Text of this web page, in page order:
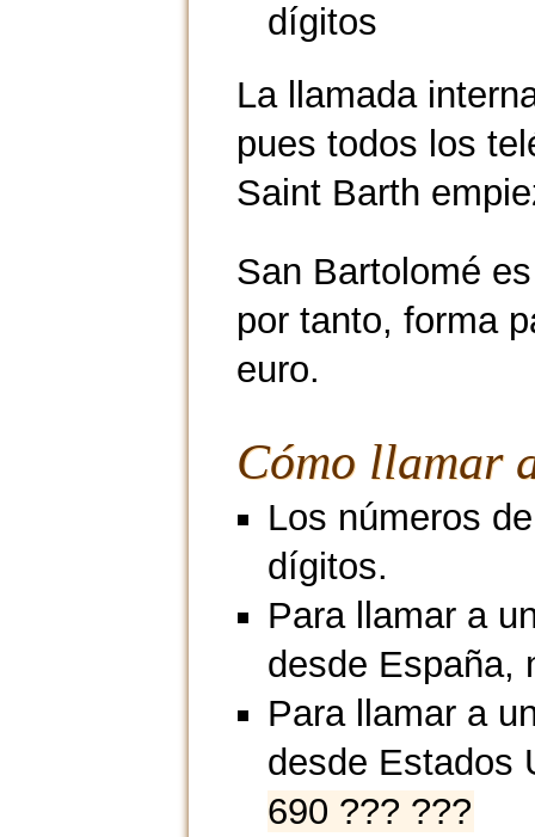
dígitos
La llamada
pues todos los
Saint Barth
San Bartolomé
por tanto, forma
euro.
Cómo llamar
Los números
dígitos.
Para llamar a
desde España,
Para llamar a
desde Estados
690 ??? ???